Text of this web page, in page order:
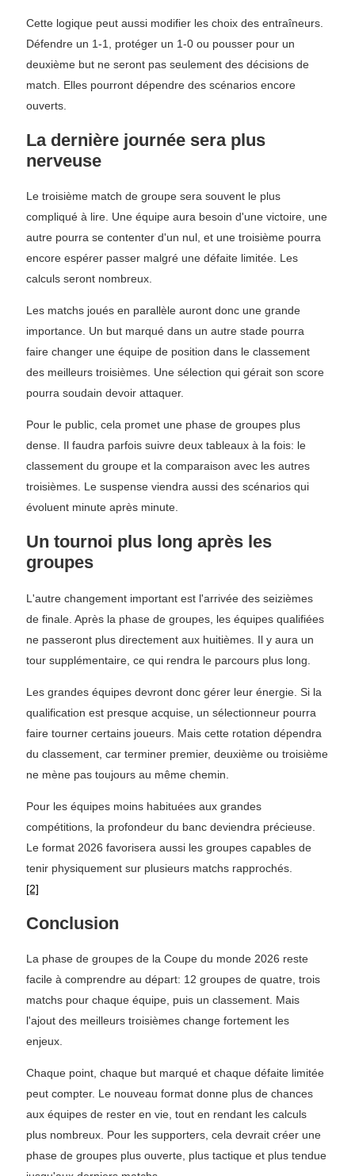
Cette logique peut aussi modifier les choix des entraîneurs.
Défendre un 1-1, protéger un 1-0 ou pousser pour un
deuxième but ne seront pas seulement des décisions de
match. Elles pourront dépendre des scénarios encore
ouverts.
La dernière journée sera plus
nerveuse
Le troisième match de groupe sera souvent le plus
compliqué à lire. Une équipe aura besoin d'une victoire, une
autre pourra se contenter d'un nul, et une troisième pourra
encore espérer passer malgré une défaite limitée. Les
calculs seront nombreux.
Les matchs joués en parallèle auront donc une grande
importance. Un but marqué dans un autre stade pourra
faire changer une équipe de position dans le classement
des meilleurs troisièmes. Une sélection qui gérait son score
pourra soudain devoir attaquer.
Pour le public, cela promet une phase de groupes plus
dense. Il faudra parfois suivre deux tableaux à la fois: le
classement du groupe et la comparaison avec les autres
troisièmes. Le suspense viendra aussi des scénarios qui
évoluent minute après minute.
Un tournoi plus long après les
groupes
L'autre changement important est l'arrivée des seizièmes
de finale. Après la phase de groupes, les équipes qualifiées
ne passeront plus directement aux huitièmes. Il y aura un
tour supplémentaire, ce qui rendra le parcours plus long.
Les grandes équipes devront donc gérer leur énergie. Si la
qualification est presque acquise, un sélectionneur pourra
faire tourner certains joueurs. Mais cette rotation dépendra
du classement, car terminer premier, deuxième ou troisième
ne mène pas toujours au même chemin.
Pour les équipes moins habituées aux grandes
compétitions, la profondeur du banc deviendra précieuse.
Le format 2026 favorisera aussi les groupes capables de
tenir physiquement sur plusieurs matchs rapprochés.
[2]
Conclusion
La phase de groupes de la Coupe du monde 2026 reste
facile à comprendre au départ: 12 groupes de quatre, trois
matchs pour chaque équipe, puis un classement. Mais
l'ajout des meilleurs troisièmes change fortement les
enjeux.
Chaque point, chaque but marqué et chaque défaite limitée
peut compter. Le nouveau format donne plus de chances
aux équipes de rester en vie, tout en rendant les calculs
plus nombreux. Pour les supporters, cela devrait créer une
phase de groupes plus ouverte, plus tactique et plus tendue